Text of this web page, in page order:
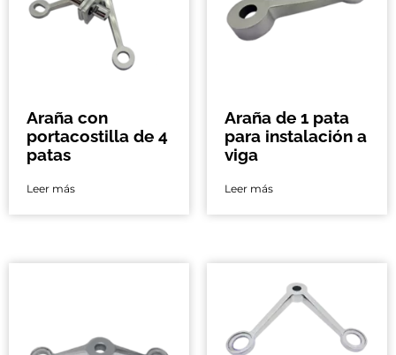
Araña con
portacostilla de 4
patas
Leer más
Araña de 1 pata
para instalación a
viga
Leer más